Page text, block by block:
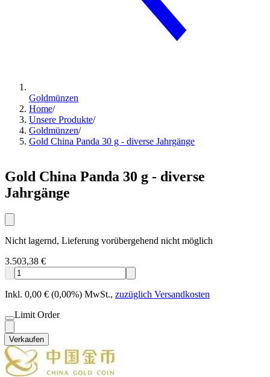
Goldmünzen
Home/
Unsere Produkte/
Goldmünzen/
Gold China Panda 30 g - diverse Jahrgänge
Gold China Panda 30 g - diverse
Jahrgänge
Nicht lagernd, Lieferung vorübergehend nicht möglich
3.503,38 €
Inkl. 0,00 € (0,00%) MwSt., zuzüglich Versandkosten
Limit Order
Verkaufen